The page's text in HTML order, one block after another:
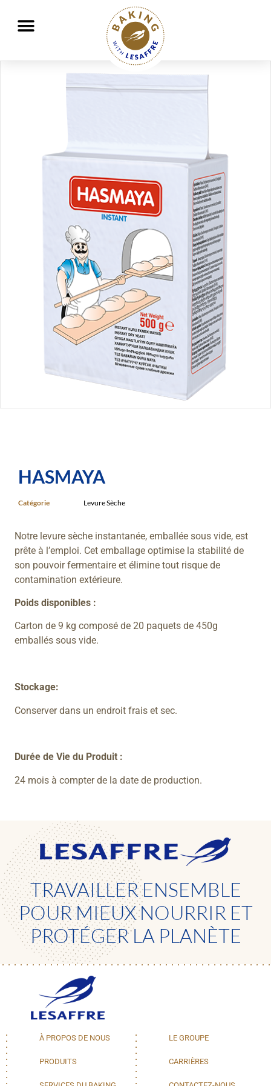
Travailler ensemble pour mieux nourrir et protéger la planète
HASMAYA
Catégorie Levure Sèche
Notre levure sèche instantanée, emballée sous vide, est
prête à l’emploi. Cet emballage optimise la stabilité de
son pouvoir fermentaire et élimine tout risque de
contamination extérieure.
Poids disponibles :
Carton de 9 kg composé de 20 paquets de 450g
emballés sous vide.
Stockage:
Conserver dans un endroit frais et sec.
Durée de Vie du Produit :
24 mois à compter de la date de production.
TRAVAILLER ENSEMBLE
POUR MIEUX NOURRIR ET
PROTÉGER LA PLANÈTE
À PROPOS DE NOUS
PRODUITS
LE GROUPE
CARRIÈRES